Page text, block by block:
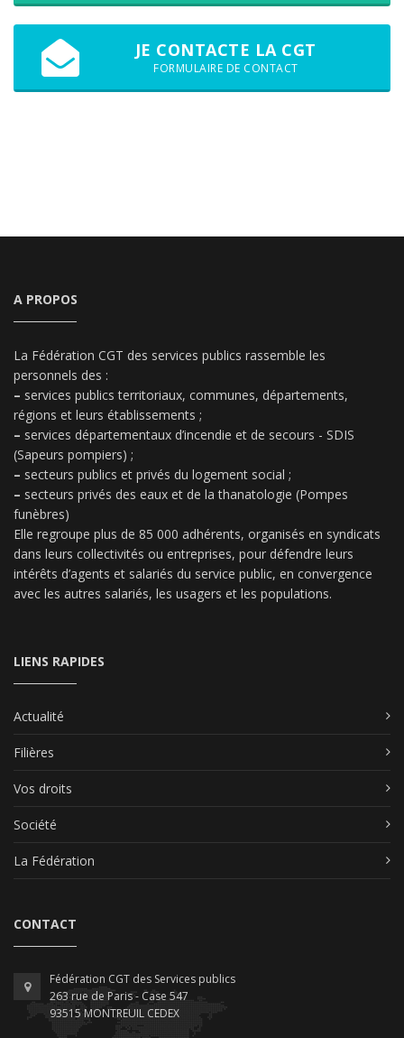
JE CONTACTE LA CGT
FORMULAIRE DE CONTACT
A PROPOS
La Fédération CGT des services publics rassemble les
personnels des :
– services publics territoriaux, communes, départements,
régions et leurs établissements ;
– services départementaux d’incendie et de secours - SDIS
(Sapeurs pompiers) ;
– secteurs publics et privés du logement social ;
– secteurs privés des eaux et de la thanatologie (Pompes
funèbres)
Elle regroupe plus de 85 000 adhérents, organisés en syndicats
dans leurs collectivités ou entreprises, pour défendre leurs
intérêts d’agents et salariés du service public, en convergence
avec les autres salariés, les usagers et les populations.
LIENS RAPIDES
Actualité
Filières
Vos droits
Société
La Fédération
CONTACT
Fédération CGT des Services publics
263 rue de Paris - Case 547
93515 MONTREUIL CEDEX